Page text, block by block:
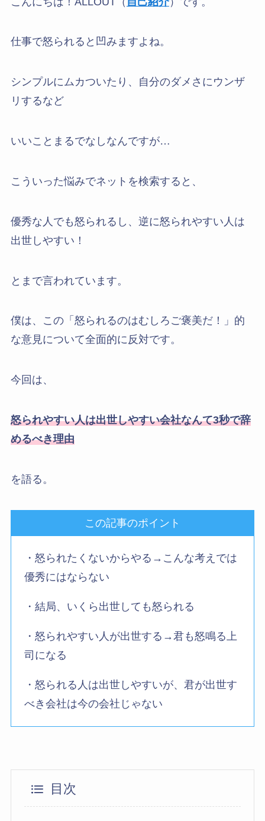
仕事で怒られると凹みますよね。
シンプルにムカついたり、自分のダメさにウンザ
リするなど
いいことまるでなしなんですが…
こういった悩みでネットを検索すると、
優秀な人でも怒られるし、逆に怒られやすい人は
出世しやすい！
とまで言われています。
僕は、この「怒られるのはむしろご褒美だ！」的
な意見について全面的に反対です。
今回は、
怒られやすい人は出世しやすい会社なんて3秒で辞
めるべき理由
を語る。
この記事のポイント
・怒られたくないからやる→こんな考えでは
優秀にはならない
・結局、いくら出世しても怒られる
・怒られやすい人が出世する→君も怒鳴る上
司になる
・怒られる人は出世しやすいが、君が出世す
べき会社は今の会社じゃない
目次